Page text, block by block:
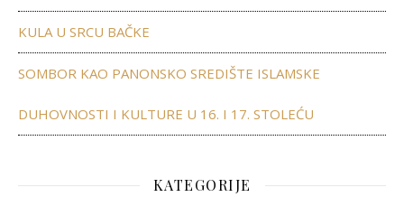
KULA U SRCU BAČKE
SOMBOR KAO PANONSKO SREDIŠTE ISLAMSKE
DUHOVNOSTI I KULTURE U 16. I 17. STOLEĆU
KATEGORIJE